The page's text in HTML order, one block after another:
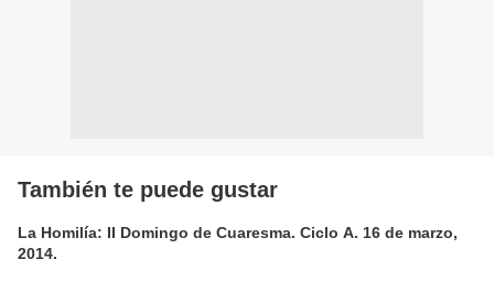
También te puede gustar
La Homilía: II Domingo de Cuaresma. Ciclo A. 16 de marzo,
2014.